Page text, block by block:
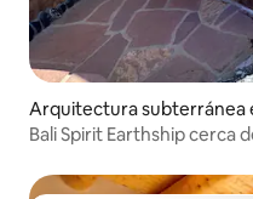
Arquitectura subterránea
Bali Spirit Earthship cerca